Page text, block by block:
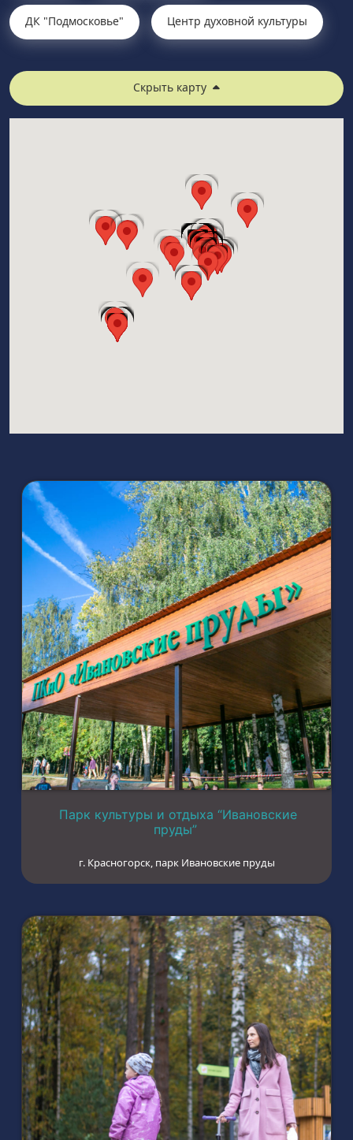
ДК "Подмосковье" Центр духовной культуры
Скрыть карту
Парк культуры и отдыха “Ивановские
пруды”
г. Красногорск, парк Ивановские пруды